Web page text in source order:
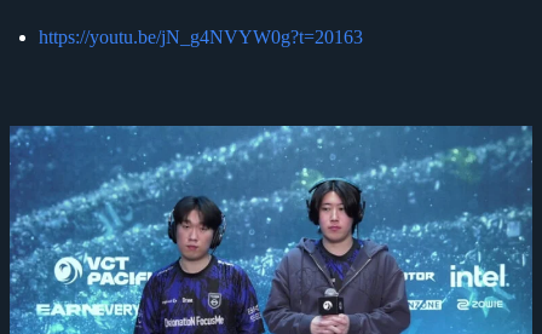
https://youtu.be/jN_g4NVYW0g?t=20163